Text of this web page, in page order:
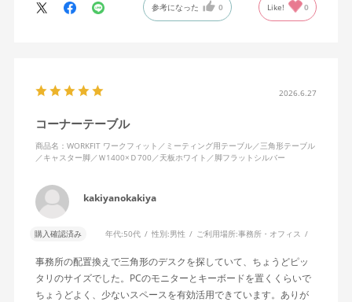
参考になった 0 Like! 0
2026.6.27
コーナーテーブル
商品名：WORKFIT ワークフィット／ミーティング用テーブル／三角形テーブル
／キャスター脚／Ｗ1400×Ｄ700／天板ホワイト／脚フラットシルバー
kakiyanokakiya
購入確認済み 年代:50代 性別:男性 ご利用場所:事務所・オフィス
事務所の配置換えで三角形のデスクを探していて、ちょうどピッ
タリのサイズでした。PCのモニターとキーボードを置くくらいで
ちょうどよく、少ないスペースを有効活用できています。ありが